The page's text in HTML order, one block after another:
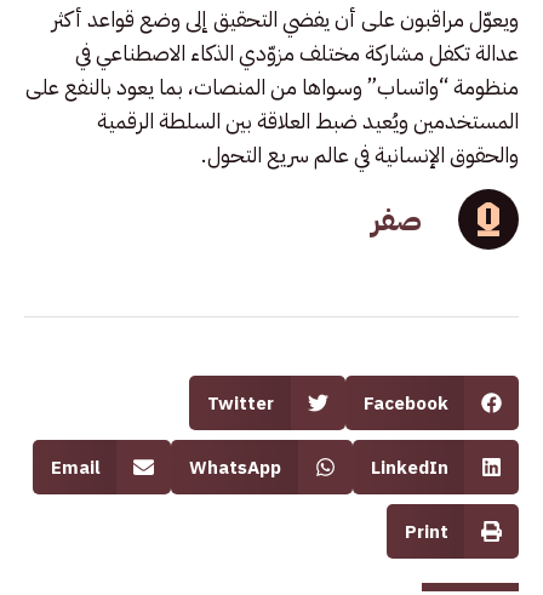
ويعوّل مراقبون على أن يفضي التحقيق إلى وضع قواعد أكثر
عدالة تكفل مشاركة مختلف مزوّدي الذكاء الاصطناعي في
منظومة “واتساب” وسواها من المنصات، بما يعود بالنفع على
المستخدمين ويُعيد ضبط العلاقة بين السلطة الرقمية
والحقوق الإنسانية في عالم سريع التحول.
صفر
Facebook
Twitter
LinkedIn
WhatsApp
Email
Print